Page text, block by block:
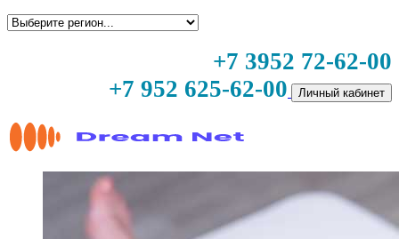
+7 3952 72-62-00
+7 952 625-62-00
Личный кабинет